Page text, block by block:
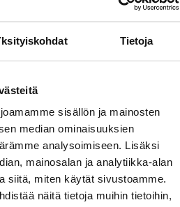
Tietoja
sisällön ja mainosten
median ominaisuuksien
analysoimiseen. Lisäksi
mainosalan ja analytiikka-alan
siitä, miten käytät sivustoamme.
näitä tietoja muihin tietoihin,
X jne. rakentavat uutta
toimijoita ketterillä,
Tieto, arvo ja
käyttötilanteeseen ja
parempaa
Tiedolla johtaminen
tapaan tuottaa ja
tulee olemaan kilpailukeino
Ajattelun
aloittaa välittömästi. Tämä
Advisorsin arvoverkosto